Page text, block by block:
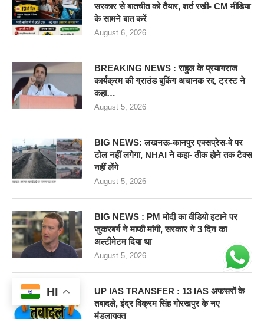
सरकार से बातचीत को तैयार, शर्त रखी- CM मीडिया
के सामने बात करें
August 6, 2026
BREAKING NEWS : राहुल के प्रयागराज
कार्यक्रम की ग्राउंड बुकिंग अचानक रद्द, ट्रस्ट ने
कहा…
August 5, 2026
BIG NEWS: लखनऊ-कानपुर एक्सप्रेस-वे पर
टोल नहीं लगेगा, NHAI ने कहा- ठीक होने तक टैक्स
नहीं लेंगे
August 5, 2026
BIG NEWS : PM मोदी का वीडियो हटाने पर
जुकरबर्ग ने माफी मांगी, सरकार ने 3 दिन का
अल्टीमेटम दिया था
August 5, 2026
UP IAS TRANSFER : 13 IAS अफसरों के
तबादले, इंद्र विक्रम सिंह गोरखपुर के नए
मंडलायुक्त
HI